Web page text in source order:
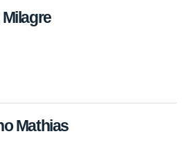
Mathias